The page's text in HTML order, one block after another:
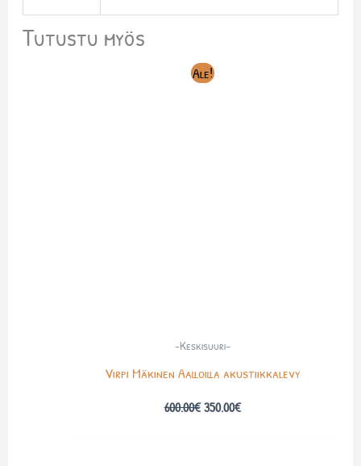
Tutustu myös
Ale!
-Keskisuuri-
Virpi Mäkinen Aalloilla akustiikkalevy
600.00€
Alkuperäinen
hinta
350.00€